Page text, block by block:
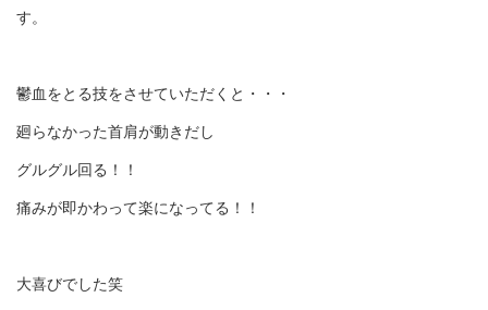
す。
鬱血をとる技をさせていただくと・・・
廻らなかった首肩が動きだし
グルグル回る！！
痛みが即かわって楽になってる！！
大喜びでした笑